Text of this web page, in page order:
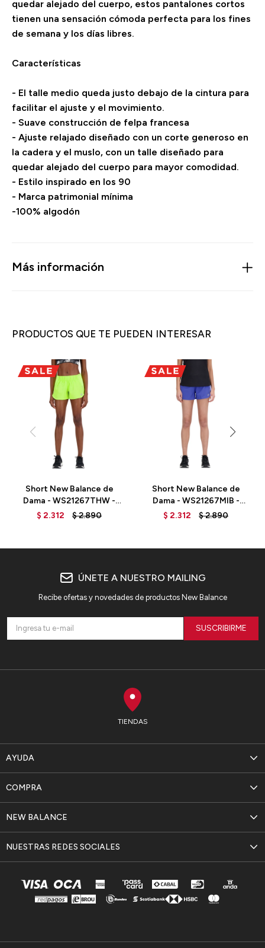
quedar alejado del cuerpo, estos pantalones cortos
tienen una sensación cómoda perfecta para los fines
de semana y los días libres.
Características
- El talle medio queda justo debajo de la cintura para
facilitar el ajuste y el movimiento.
- Suave construcción de felpa francesa
- Ajuste relajado diseñado con un corte generoso en
la cadera y el muslo, con un talle diseñado para
quedar alejado del cuerpo para mayor comodidad.
- Estilo inspirado en los 90
- Marca patrimonial mínima
-100% algodón
Más información
PRODUCTOS QUE TE PUEDEN INTERESAR
Short New Balance de
Dama - WS21267THW -
GREEN
$ 2.312 $2.890
Short New Balance de
Dama - WS21267MIB -
BLUE
$ 2.312 $2.890
TIENDAS
AYUDA
NEW BALANCE
COMPRA
NUESTRAS REDES SOCIALES
ÚNETE A NUESTRO MAILING
Recibe ofertas y novedades de productos New Balance
SUSCRIBIRME